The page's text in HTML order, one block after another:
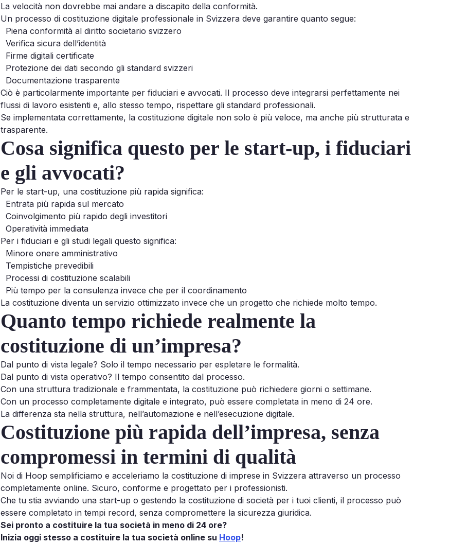
La velocità non dovrebbe mai andare a discapito della conformità.
Un processo di costituzione digitale professionale in Svizzera deve garantire quanto segue:
Piena conformità al diritto societario svizzero
Verifica sicura dell’identità
Firme digitali certificate
Protezione dei dati secondo gli standard svizzeri
Documentazione trasparente
Ciò è particolarmente importante per fiduciari e avvocati. Il processo deve integrarsi perfettamente nei
flussi di lavoro esistenti e, allo stesso tempo, rispettare gli standard professionali.
Se implementata correttamente, la costituzione digitale non solo è più veloce, ma anche più strutturata e
trasparente.
Cosa significa questo per le start-up, i fiduciari
e gli avvocati?
Per le start-up, una costituzione più rapida significa:
Entrata più rapida sul mercato
Coinvolgimento più rapido degli investitori
Operatività immediata
Per i fiduciari e gli studi legali questo significa:
Minore onere amministrativo
Tempistiche prevedibili
Processi di costituzione scalabili
Più tempo per la consulenza invece che per il coordinamento
La costituzione diventa un servizio ottimizzato invece che un progetto che richiede molto tempo.
Quanto tempo richiede realmente la
costituzione di un’impresa?
Dal punto di vista legale? Solo il tempo necessario per espletare le formalità.
Dal punto di vista operativo? Il tempo consentito dal processo.
Con una struttura tradizionale e frammentata, la costituzione può richiedere giorni o settimane.
Con un processo completamente digitale e integrato, può essere completata in meno di 24 ore.
La differenza sta nella struttura, nell’automazione e nell’esecuzione digitale.
Costituzione più rapida dell’impresa, senza
compromessi in termini di qualità
Noi di Hoop semplificiamo e acceleriamo la costituzione di imprese in Svizzera attraverso un processo
completamente online. Sicuro, conforme e progettato per i professionisti.
Che tu stia avviando una start-up o gestendo la costituzione di società per i tuoi clienti, il processo può
essere completato in tempi record, senza compromettere la sicurezza giuridica.
Sei pronto a costituire la tua società in meno di 24 ore?
Inizia oggi stesso a costituire la tua società online su Hoop!